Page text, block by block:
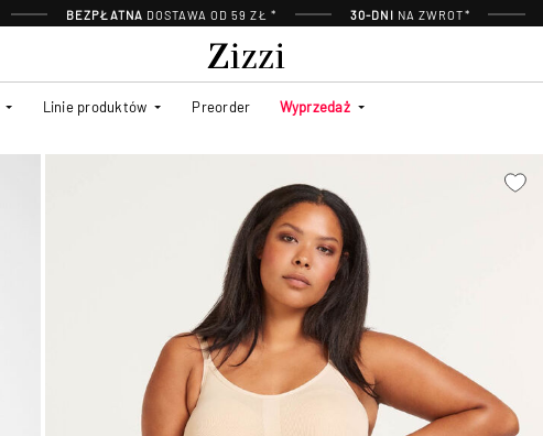
BEZPŁATNA DOSTAWA OD 59 ZŁ * 30-DNI NA ZWROT*
Linie produktów Preorder Wyprzedaż